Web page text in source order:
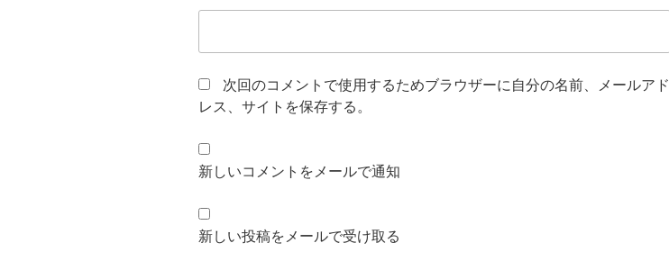
次回のコメントで使用するためブラウザーに自分の名前、メールアド
レス、サイトを保存する。
新しいコメントをメールで通知
新しい投稿をメールで受け取る